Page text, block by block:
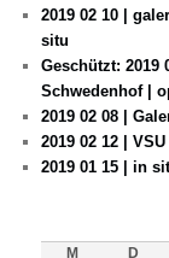
2019 02 10 |
situ
Geschützt: 2019
Schwedenhof |
2019 02 08 |
2019 02 12 |
2019 01 15 | in
M D